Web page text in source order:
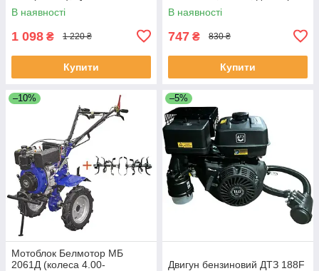
(Briggs & Stratton)
В наявності
1 098 ₴ 1 220 ₴
Купити
мм
В наявності
747 ₴ 830 ₴
Купити
–10%
Мотоблок Белмотор МБ
2061Д (колеса 4.00-
–5%
Двигун бензиновий ДТЗ 188F